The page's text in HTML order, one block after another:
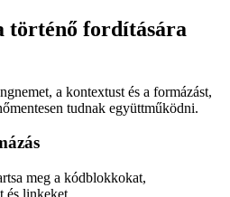
történő fordítására
a kontextust és a formázást,
tudnak együttműködni.
meg a kódblokkokat,